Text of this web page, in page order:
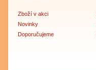
Zboží v akci
Novinky
Doporučujeme